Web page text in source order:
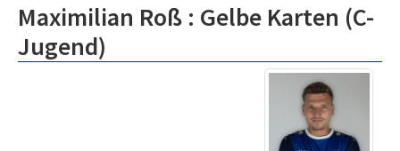
Maximilian Roß : Gelbe Karten (C-
Jugend)